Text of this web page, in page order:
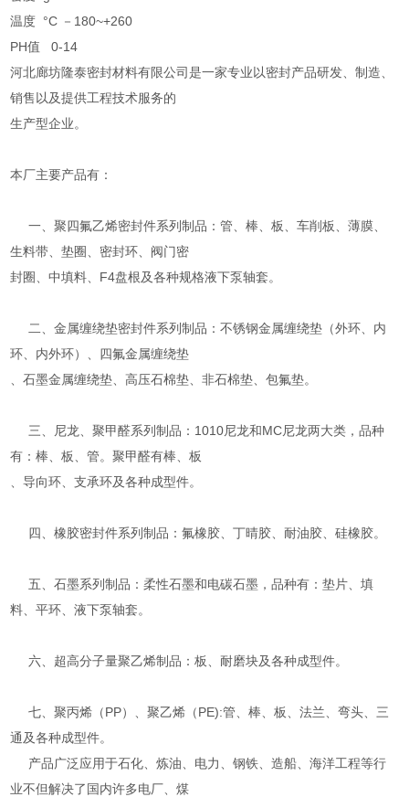
温度 °C －180~+260
PH值 0-14
河北廊坊隆泰密封材料有限公司是一家专业以密封产品研发、制造、
销售以及提供工程技术服务的
生产型企业。
本厂主要产品有：
一、聚四氟乙烯密封件系列制品：管、棒、板、车削板、薄膜、
生料带、垫圈、密封环、阀门密
封圈、中填料、F4盘根及各种规格液下泵轴套。
二、金属缠绕垫密封件系列制品：不锈钢金属缠绕垫（外环、内
环、内外环）、四氟金属缠绕垫
、石墨金属缠绕垫、高压石棉垫、非石棉垫、包氟垫。
三、尼龙、聚甲醛系列制品：1010尼龙和MC尼龙两大类，品种
有：棒、板、管。聚甲醛有棒、板
、导向环、支承环及各种成型件。
四、橡胶密封件系列制品：氟橡胶、丁晴胶、耐油胶、硅橡胶。
五、石墨系列制品：柔性石墨和电碳石墨，品种有：垫片、填
料、平环、液下泵轴套。
六、超高分子量聚乙烯制品：板、耐磨块及各种成型件。
七、聚丙烯（PP）、聚乙烯（PE):管、棒、板、法兰、弯头、三
通及各种成型件。
产品广泛应用于石化、炼油、电力、钢铁、造船、海洋工程等行
业不但解决了国内许多电厂、煤